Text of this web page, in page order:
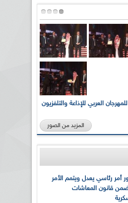
بالصور... الدورة الـ21 للمهرجان العربي للإذاعة والتلفزيون
المزيد من الصور
أمر رئاسي يعدل ويتمم الأمر
قانون المعاشات